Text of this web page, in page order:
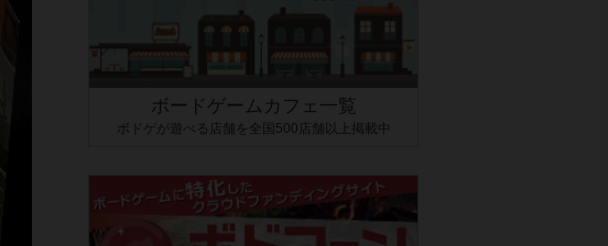
ボードゲームカフェ一覧
ボドゲが遊べる店舗を全国500店舗以上掲載中